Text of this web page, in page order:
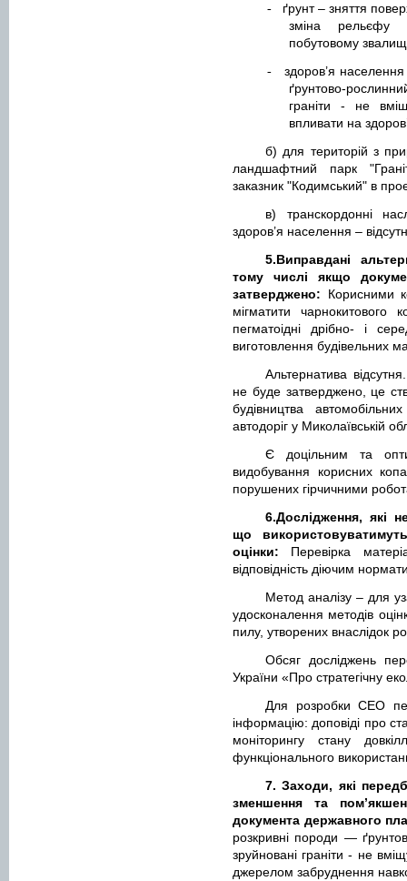
-
ґрунт – зняття
зміна рельєфу
побутовому
-
здоров’я
ґрунтово-
граніти - не
впливати на
б) для територій з
ландшафтний парк
заказник "Кодимський" в
в) транскордонні
здоров’я населення –
5.Виправдані
тому числі якщо
затверджено: Корисними
мігматити чарнокитового
пегматоідні дрібно- і
виготовлення будівельних
Альтернатива
не буде затверджено, це
будівництва
автодоріг у Миколаївській
Є доцільним та
видобування корисних
порушених гірчичними
6.Дослідження, які
що
оцінки: Перевірка
відповідність діючим
Метод аналізу – для
удосконалення методів
пилу, утворених внаслідок
Обсяг досліджень
України «Про стратегічну
Для розробки СЕО
інформацію: доповіді про
моніторингу стану
функціонального
7. Заходи, які
зменшення та
документа державного
розкривні породи —
зруйновані граніти - не
джерелом забруднення